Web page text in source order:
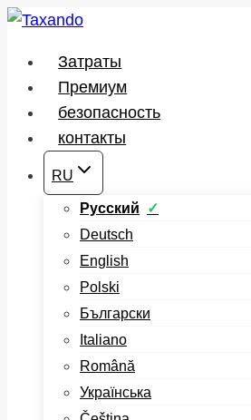
Перейти
содержимому
Затраты
Премиум
безопасность
контакты
RU
Русский
Deutsch
English
Polski
Български
Italiano
Română
Українська